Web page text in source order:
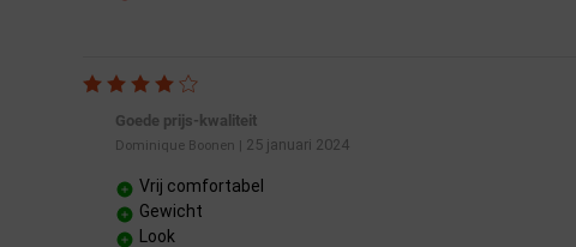
Goede prijs-kwaliteit
Dominique Boonen | 25 januari 2024
Vrij comfortabel
Gewicht
Look